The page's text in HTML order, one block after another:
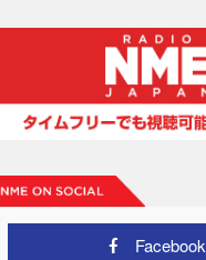
Facebook